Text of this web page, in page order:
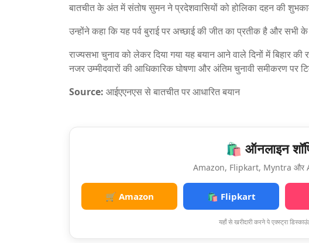
बातचीत के अंत में संतोष सुमन ने प्रदेशवासियों को होलिका दहन की
उन्होंने कहा कि यह पर्व बुराई पर अच्छाई की जीत का प्रतीक है और सभी
राज्यसभा चुनाव को लेकर दिया गया यह बयान आने वाले दिनों में बिहार
नजर उम्मीदवारों की आधिकारिक घोषणा और अंतिम चुनावी समीकरण पर
Source: आईएएनएस से बातचीत पर आधारित बयान
🛍️ ऑनलाइन
Amazon, Flipkart, Myntra और
🛒 Amazon 🛍️ Flipkart
यहाँ से खरीदारी करने पे एक्स्ट्रा